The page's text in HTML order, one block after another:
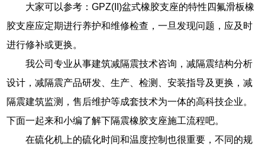
大家可以参考：GPZ(II)盆式橡胶支座的特性四氟滑板橡
胶支座应定期进行养护和维修检查，一旦发现问题，应及时
进行修补或更换。
我公司专业从事建筑减隔震技术咨询，减隔震结构分析
设计，减隔震产品研发、生产、检测、安装指导及更换，减
隔震建筑监测，售后维护等成套技术为一体的高科技企业。
下面一起来和小编了解下隔震橡胶支座施工流程吧。
在硫化机上的硫化时间和温度控制也很重要，不同的规